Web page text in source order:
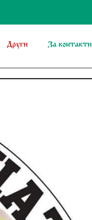
Други За контакти